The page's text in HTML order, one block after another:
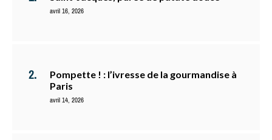
avril 16, 2026
Pompette ! : l’ivresse de la gourmandise à
Paris
avril 14, 2026